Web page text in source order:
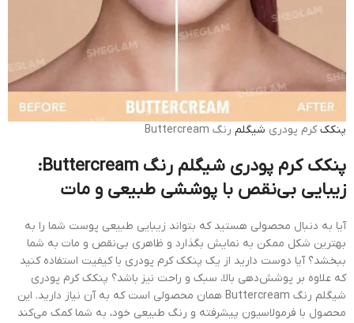
پنکککرم پودری شیگلم رنگ Buttercream
پنکک کرم پودری شیگلم رنگ Buttercream:
زیبایی بی‌نقص با پوششی طبیعی و مات
آیا به دنبال محصولی هستید که بتواند زیبایی طبیعی پوست شما را به
بهترین شکل ممکن به نمایش بگذارد و ظاهری بی‌نقص و مات به شما
ببخشد؟ آیا دوست دارید از یک پنکک کرم پودری با کیفیت استفاده کنید
که علاوه بر پوشش‌دهی بالا، سبک و راحت نیز باشد؟ پنکک کرم پودری
شیگلم رنگ Buttercream همان محصولی است که به آن نیاز دارید. این
محصول با فرمولاسیون پیشرفته و رنگ طبیعی خود، به شما کمک می‌کند